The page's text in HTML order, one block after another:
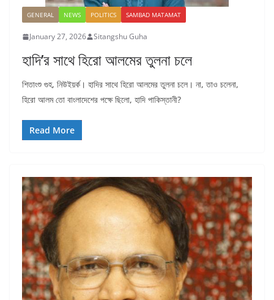
GENERAL NEWS POLITICS SAMBAD MATAMAT
January 27, 2026 Sitangshu Guha
হাদি’র সাথে হিরো আলমের তুলনা চলে
শিতাংশু গুহ, নিউইয়র্ক। হাদির সাথে হিরো আলমের তুলনা চলে। না, তাও চলেনা,
হিরো আলম তো বাংলাদেশের পক্ষে ছিলো, হাদি পাকিস্তানী?
Read More